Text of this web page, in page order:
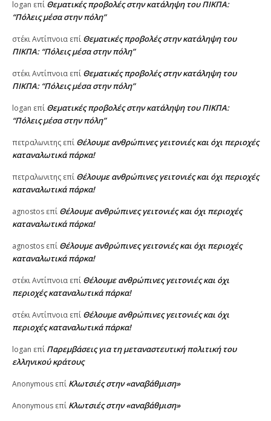
logan επί Θεματικές προβολές στην κατάληψη του ΠΙΚΠΑ:
“Πόλεις μέσα στην πόλη”
στέκι Αντίπνοια επί Θεματικές προβολές στην κατάληψη του
ΠΙΚΠΑ: “Πόλεις μέσα στην πόλη”
στέκι Αντίπνοια επί Θεματικές προβολές στην κατάληψη του
ΠΙΚΠΑ: “Πόλεις μέσα στην πόλη”
logan επί Θεματικές προβολές στην κατάληψη του ΠΙΚΠΑ:
“Πόλεις μέσα στην πόλη”
πετραλωνιτης επί Θέλουμε ανθρώπινες γειτονιές και όχι περιοχές
καταναλωτικά πάρκα!
πετραλωνιτης επί Θέλουμε ανθρώπινες γειτονιές και όχι περιοχές
καταναλωτικά πάρκα!
agnostos επί Θέλουμε ανθρώπινες γειτονιές και όχι περιοχές
καταναλωτικά πάρκα!
agnostos επί Θέλουμε ανθρώπινες γειτονιές και όχι περιοχές
καταναλωτικά πάρκα!
στέκι Αντίπνοια επί Θέλουμε ανθρώπινες γειτονιές και όχι
περιοχές καταναλωτικά πάρκα!
στέκι Αντίπνοια επί Θέλουμε ανθρώπινες γειτονιές και όχι
περιοχές καταναλωτικά πάρκα!
logan επί Παρεμβάσεις για τη μεταναστευτική πολιτική του
ελληνικού κράτους
Anonymous επί Κλωτσιές στην «αναβάθμιση»
Anonymous επί Κλωτσιές στην «αναβάθμιση»